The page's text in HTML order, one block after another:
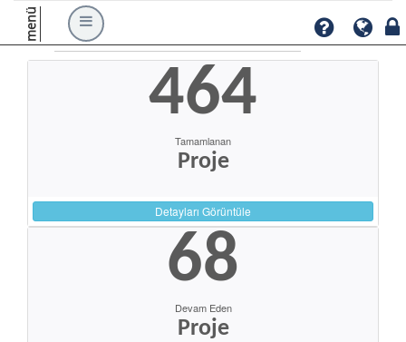
menü
464
Tamamlanan
Proje
Detayları Görüntüle
68
Devam Eden
Proje